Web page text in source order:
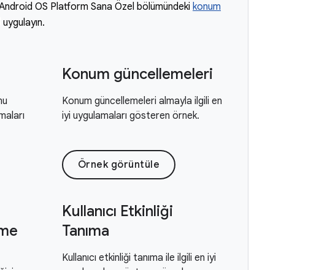
OS Platform Sana Özel bölümündeki konum
uygulayın.
Konum güncellemeleri
Konum güncellemeleri almayla ilgili en
iyi uygulamaları gösteren örnek.
Örnek görüntüle
Kullanıcı Etkinliği
Tanıma
Kullanıcı etkinliği tanıma ile ilgili en iyi